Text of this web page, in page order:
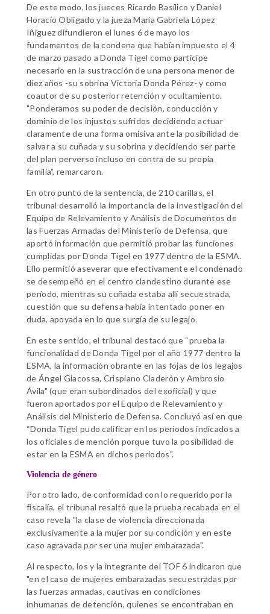
De este modo, los jueces Ricardo Basílico y Daniel
Horacio Obligado y la jueza María Gabriela López
Iñiguez difundieron el lunes 6 de mayo los
fundamentos de la condena que habían impuesto el 4
de marzo pasado a Donda Tigel como partícipe
necesario en la sustracción de una persona menor de
diez años -su sobrina Victoria Donda Pérez- y como
coautor de su posterior retención y ocultamiento.
"Ponderamos su poder de decisión, conducción y
dominio de los injustos sufridos decidiendo actuar
claramente de una forma omisiva ante la posibilidad de
salvar a su cuñada y su sobrina y decidiendo ser parte
del plan perverso incluso en contra de su propia
familia", remarcaron.
En otro punto de la sentencia, de 210 carillas, el
tribunal desarrolló la importancia de la investigación del
Equipo de Relevamiento y Análisis de Documentos de
las Fuerzas Armadas del Ministerio de Defensa, que
aportó información que permitió probar las funciones
cumplidas por Donda Tigel en 1977 dentro de la ESMA.
Ello permitió aseverar que efectivamente el condenado
se desempeñó en el centro clandestino durante ese
período, mientras su cuñada estaba allí secuestrada,
cuestión que su defensa había intentado poner en
duda, apoyada en lo que surgía de su legajo.
En este sentido, el tribunal destacó que “prueba la
funcionalidad de Donda Tigel por el año 1977 dentro la
ESMA, la información obrante en las fojas de los legajos
de Ángel Giacossa, Crispiano Claderón y Ambrosio
Ávila" (que eran subordinados del exoficial) y que
fueron aportados por el Equipo de Relevamiento y
Análisis del Ministerio de Defensa. Concluyó así en que
“Donda Tigel pudo calificar en los períodos indicados a
los oficiales de mención porque tuvo la posibilidad de
estar en la ESMA en dichos periodos”.
Violencia de género
Por otro lado, de conformidad con lo requerido por la
fiscalía, el tribunal resaltó que la prueba recabada en el
caso revela "la clase de violencia direccionada
exclusivamente a la mujer por su condición y en este
caso agravada por ser una mujer embarazada".
Al respecto, los y la integrante del TOF 6 indicaron que
"en el caso de mujeres embarazadas secuestradas por
las fuerzas armadas, cautivas en condiciones
inhumanas de detención, quienes se encontraban en